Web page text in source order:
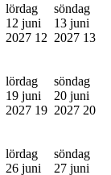
lördag
12 juni
2027 12
söndag
13 juni
2027 13
lördag
19 juni
2027 19
söndag
20 juni
2027 20
lördag
26 juni
söndag
27 juni